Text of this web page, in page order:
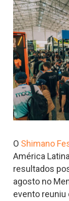
O Shimano
América
resultados
agosto no
evento reuniu